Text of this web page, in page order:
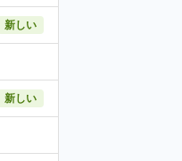
新しい
新しい